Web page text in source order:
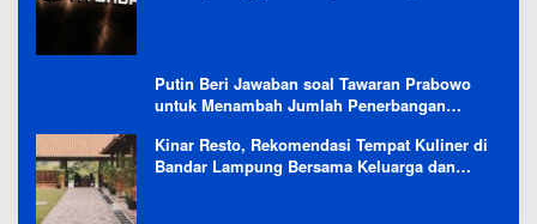
Putin Beri Jawaban soal Tawaran Prabowo
untuk Menambah Jumlah Penerbangan
Kinar Resto, Rekomendasi Tempat Kuliner di
Bandar Lampung Bersama Keluarga dan